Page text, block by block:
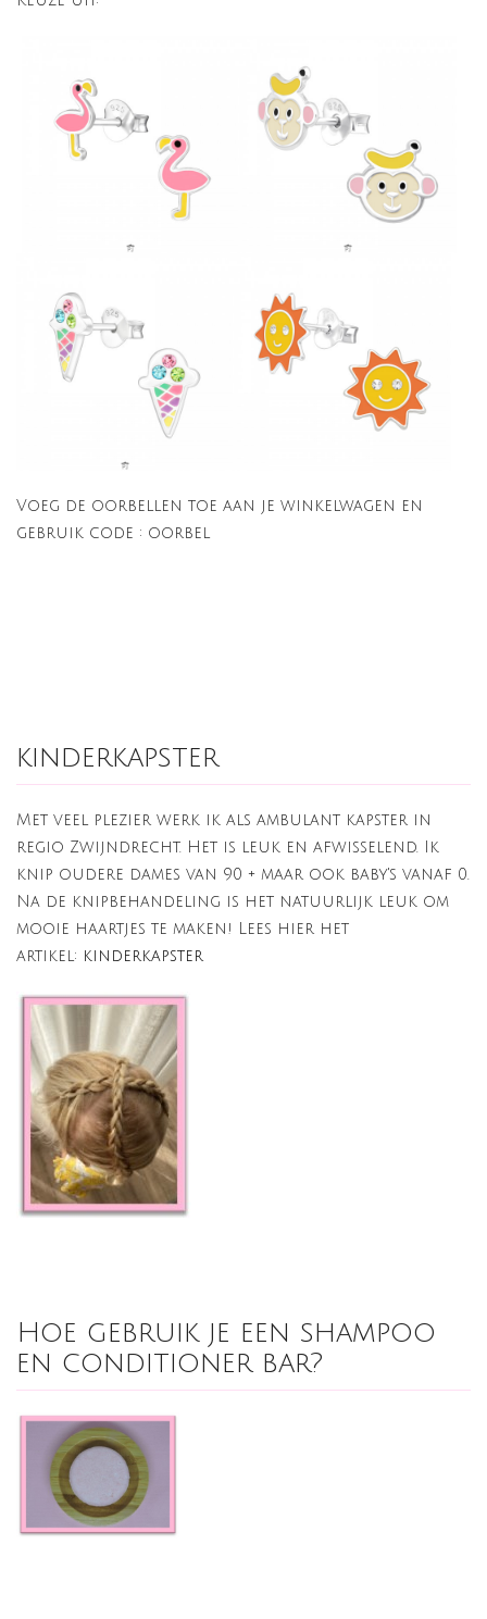
Voeg de oorbellen toe aan je winkelwagen en
gebruik code : oorbel
kinderkapster
Met veel plezier werk ik als ambulant kapster in
regio Zwijndrecht. Het is leuk en afwisselend. Ik
knip oudere dames van 90 + maar ook baby's vanaf 0.
Na de knipbehandeling is het natuurlijk leuk om
mooie haartjes te maken! Lees hier het
artikel: kinderkapster
Hoe gebruik je een shampoo
en conditioner bar?